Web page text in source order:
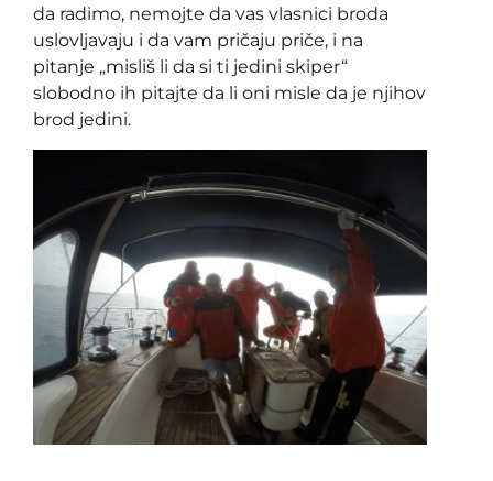
da radimo, nemojte da vas vlasnici broda
uslovljavaju i da vam pričaju priče, i na
pitanje „misliš li da si ti jedini skiper“
slobodno ih pitajte da li oni misle da je njihov
brod jedini.